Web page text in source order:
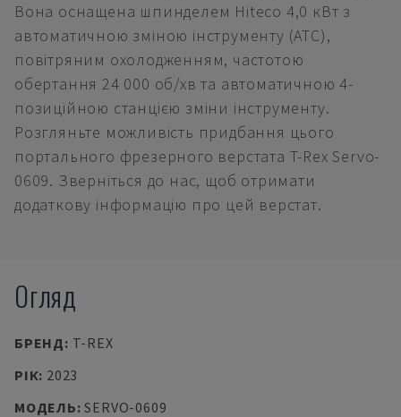
Вона оснащена шпинделем Hiteco 4,0 кВт з
автоматичною зміною інструменту (ATC),
повітряним охолодженням, частотою
обертання 24 000 об/хв та автоматичною 4-
позиційною станцією зміни інструменту.
Розгляньте можливість придбання цього
портального фрезерного верстата T-Rex Servo-
0609. Зверніться до нас, щоб отримати
додаткову інформацію про цей верстат.
Огляд
БРЕНД: T-REX
РІК: 2023
МОДЕЛЬ:SERVO-0609